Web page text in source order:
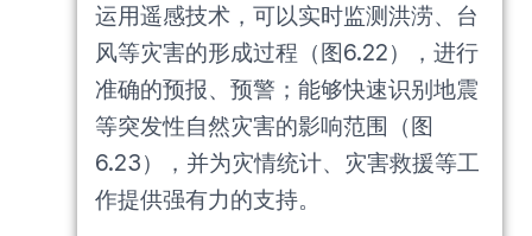
运用遥感技术，可以实时监测洪涝、台
风等灾害的形成过程（图6.22），进行
准确的预报、预警；能够快速识别地震
等突发性自然灾害的影响范围（图
6.23），并为灾情统计、灾害救援等工
作提供强有力的支持。